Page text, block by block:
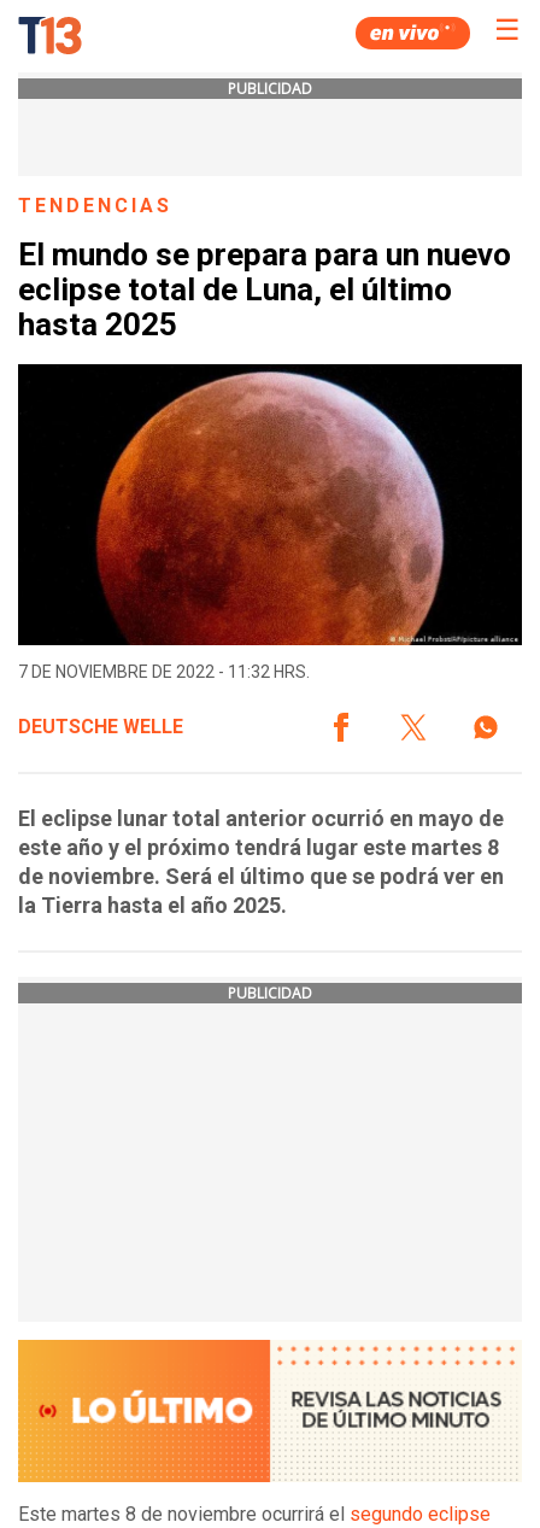
☰
PUBLICIDAD
TENDENCIAS
El mundo se prepara para un nuevo
eclipse total de Luna, el último
hasta 2025
7 DE NOVIEMBRE DE 2022 - 11:32 HRS.
DEUTSCHE WELLE
El eclipse lunar total anterior ocurrió en mayo de
este año y el próximo tendrá lugar este martes 8
de noviembre. Será el último que se podrá ver en
la Tierra hasta el año 2025.
PUBLICIDAD
Este martes 8 de noviembre ocurrirá el segundo eclipse